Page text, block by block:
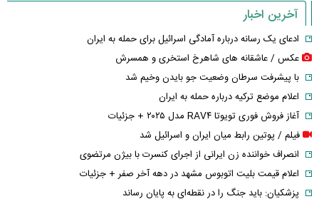
آخرین اخبار
ادعای یک رسانه درباره آمادگی اسرائیل برای حمله به ایران
عکس / عاشقانه های شاهرخ استخری و همسرش
با پیشرفت سرطان وضعیت جو بایدن وخیم شد
اعلام موضع ترکیه درباره حمله به ایران
آغاز فروش فوری تویوتا RAV۴ مدل ۲۰۲۵ + جزئیات
فیلم / پوتین رابط میان ایران و اسرائیل شد
انصراف خواننده زن ایرانی از اجرای کنسرت با بیژن مرتضوی
اعلام قیمت بلیت اتوبوس مشهد در دهه آخر صفر + جزئیات
پزشکیان: باید جنگ را در نقطه‌ای به پایان رساند